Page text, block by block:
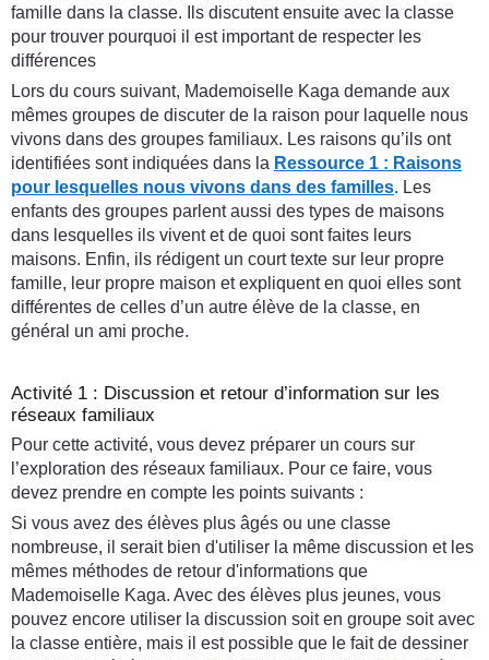
famille dans la classe. Ils discutent ensuite avec la classe
pour trouver pourquoi il est important de respecter les
différences
Lors du cours suivant, Mademoiselle Kaga demande aux
mêmes groupes de discuter de la raison pour laquelle nous
vivons dans des groupes familiaux. Les raisons qu’ils ont
identifiées sont indiquées dans la Ressource 1 : Raisons
pour lesquelles nous vivons dans des familles. Les
enfants des groupes parlent aussi des types de maisons
dans lesquelles ils vivent et de quoi sont faites leurs
maisons. Enfin, ils rédigent un court texte sur leur propre
famille, leur propre maison et expliquent en quoi elles sont
différentes de celles d’un autre élève de la classe, en
général un ami proche.
Activité 1 : Discussion et retour d’information sur les
réseaux familiaux
Pour cette activité, vous devez préparer un cours sur
l’exploration des réseaux familiaux. Pour ce faire, vous
devez prendre en compte les points suivants :
Si vous avez des élèves plus âgés ou une classe
nombreuse, il serait bien d'utiliser la même discussion et les
mêmes méthodes de retour d'informations que
Mademoiselle Kaga. Avec des élèves plus jeunes, vous
pouvez encore utiliser la discussion soit en groupe soit avec
la classe entière, mais il est possible que le fait de dessiner